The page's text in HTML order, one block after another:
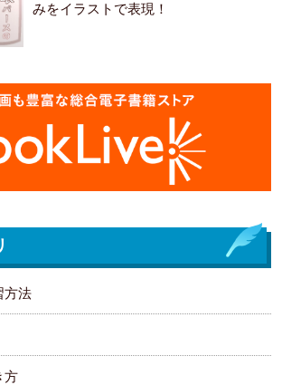
みをイラストで表現！
方法
方